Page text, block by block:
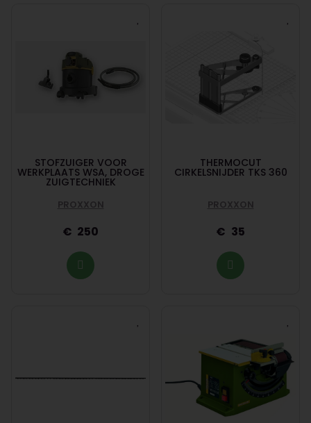
STOFZUIGER VOOR
WERKPLAATS WSA, DROGE
ZUIGTECHNIEK
PROXXON
250
THERMOCUT
CIRKELSNIJDER TKS 360
PROXXON
35